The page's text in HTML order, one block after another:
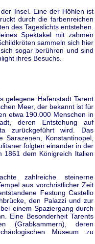
Insel. Eine der Höhlen ist
durch die farbenreichen
des Tageslichts entstehen.
Spektakel mit zahmen
sammeln sich hier
sogar berühren und sind
ihres Besuchs.
gelegene Hafenstadt Tarent
Meer, der bekannt ist für
etwa 190.000 Menschen in
deren Entstehung auf
zurückgeführt wird. Das
Sarazenen, Konstantinopel,
folgten einander in der
1861 dem Königreich Italien
zahlreiche steinerne
aus vorchristlicher Zeit
Festung Castello
den Palazzi und zur
einem Spaziergang durch
Eine Besonderheit Tarents
(Grabkammern), deren
Museum zu